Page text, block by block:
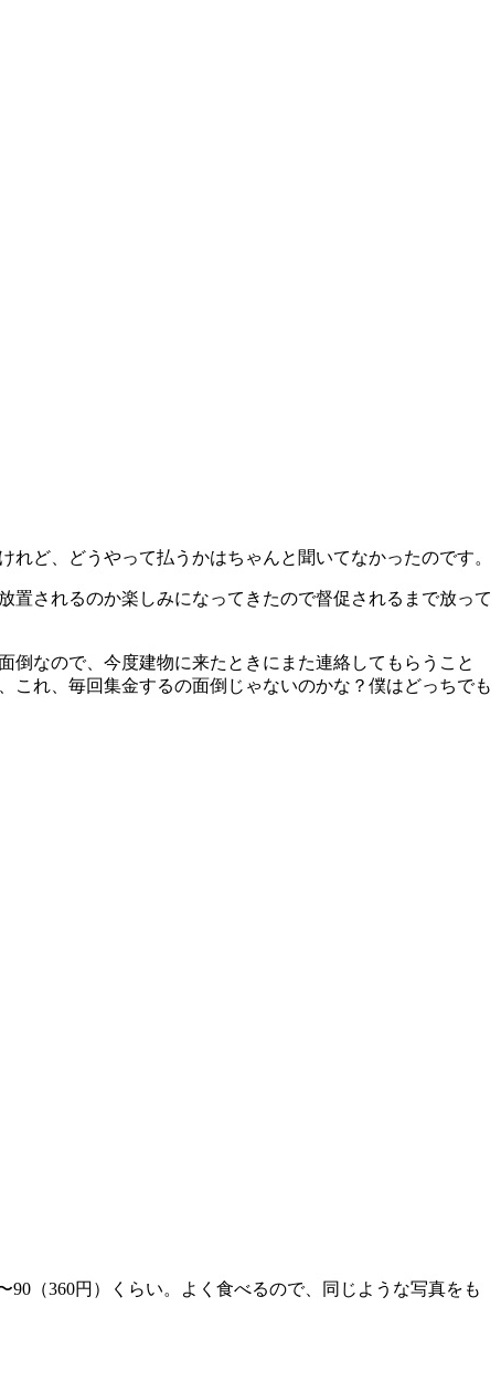
ど、どうやって払うかはちゃんと聞いてなかったのです。
置されるのか楽しみになってきたので督促されるまで放って
なので、今度建物に来たときにまた連絡してもらうこと
れ、毎回集金するの面倒じゃないのかな？僕はどっちでも
（360円）くらい。よく食べるので、同じような写真をも